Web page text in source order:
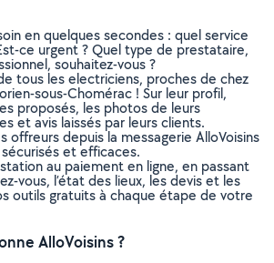
en quelques secondes : quel service
ce urgent ? Quel type de prestataire,
souhaitez-vous ?
tous les electriciens, proches de chez
sous-Chomérac ! Sur leur profil,
proposés, les photos de leurs
et avis laissés par leurs clients.
offreurs depuis la messagerie AlloVoisins
et efficaces.
au paiement en ligne, en passant
vous, l’état des lieux, les devis et les
outils gratuits à chaque étape de votre
AlloVoisins ?